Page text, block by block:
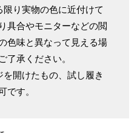
り実物の色に近付けて
具合やモニターなどの閲
色味と異なって見える場
了承ください。
開けたもの、試し履き
です。